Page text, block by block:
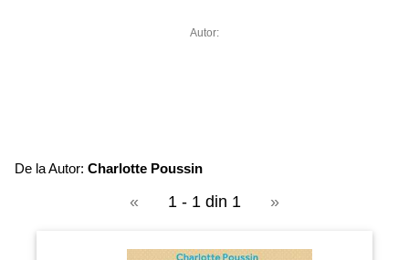
Autor:
De la Autor: Charlotte Poussin
« 1 - 1 din 1 »